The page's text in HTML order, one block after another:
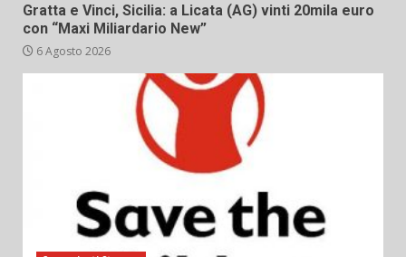
Gratta e Vinci, Sicilia: a Licata (AG) vinti 20mila euro
con “Maxi Miliardario New”
6 Agosto 2026